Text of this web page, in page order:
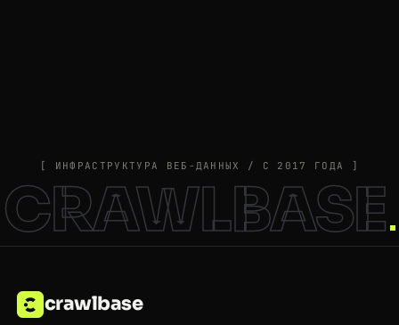
[ ИНФРАСТРУКТУРА ВЕБ-ДАННЫХ / С 2017 ГОДА ]
CRAWLBASE
crawlbase